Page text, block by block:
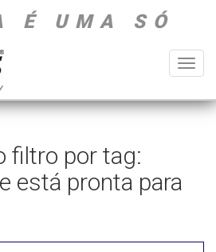
É UMA SÓ
filtro por tag:
está pronta para